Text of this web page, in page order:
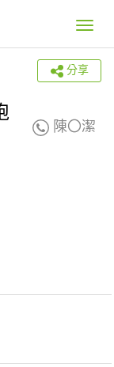
Toggle
分享
陳〇潔